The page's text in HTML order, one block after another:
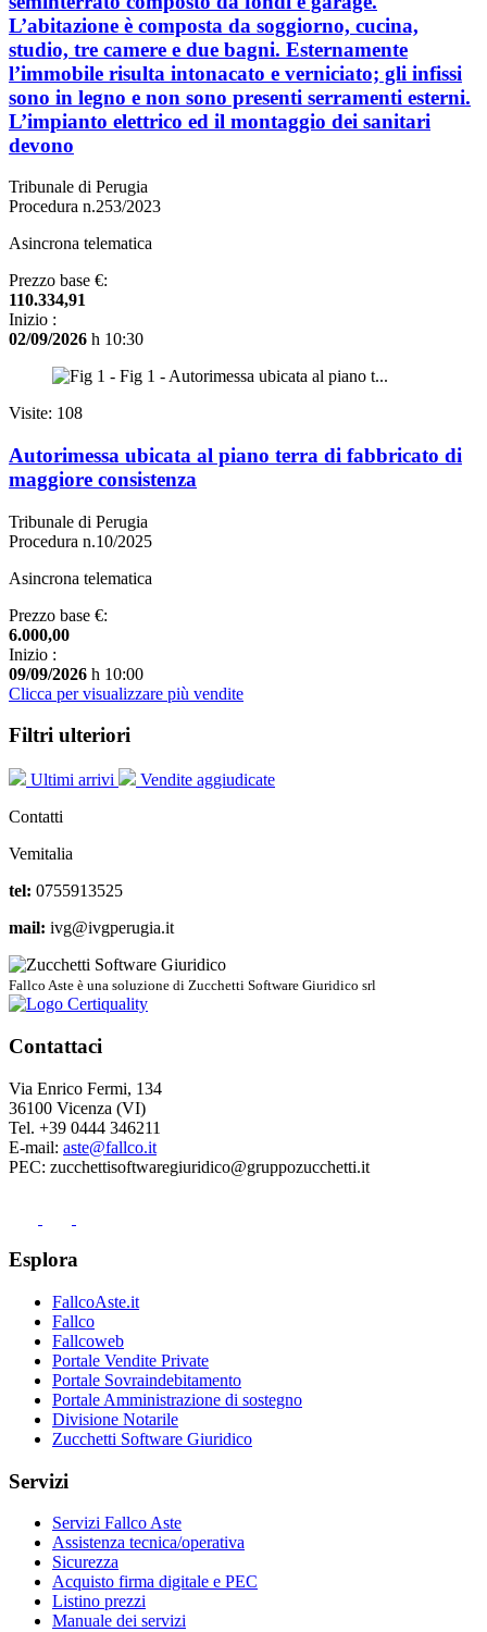
L’abitazione è composta da soggiorno, cucina,
studio, tre camere e due bagni. Esternamente
l’immobile risulta intonacato e verniciato; gli infissi
sono in legno e non sono presenti serramenti esterni.
L’impianto elettrico ed il montaggio dei sanitari
devono
Tribunale di Perugia
Procedura n.253/2023
Asincrona telematica
Prezzo base €:
110.334,91
Inizio :
02/09/2026 h 10:30
Visite: 108
Autorimessa ubicata al piano terra di fabbricato di
maggiore consistenza
Tribunale di Perugia
Procedura n.10/2025
Asincrona telematica
Prezzo base €:
6.000,00
Inizio :
09/09/2026 h 10:00
Clicca per visualizzare più vendite
Filtri ulteriori
Ultimi arrivi
Vendite aggiudicate
Contatti
Vemitalia
tel: 0755913525
mail: ivg@ivgperugia.it
Fallco Aste è una soluzione di Zucchetti Software Giuridico srl
Contattaci
Via Enrico Fermi, 134
36100 Vicenza (VI)
Tel. +39 0444 346211
E-mail: aste@fallco.it
PEC: zucchettisoftwaregiuridico@gruppozucchetti.it
Esplora
FallcoAste.it
Fallco
Fallcoweb
Portale Vendite Private
Portale Sovraindebitamento
Portale Amministrazione di sostegno
Divisione Notarile
Zucchetti Software Giuridico
Servizi
Servizi Fallco Aste
Assistenza tecnica/operativa
Sicurezza
Acquisto firma digitale e PEC
Listino prezzi
Manuale dei servizi